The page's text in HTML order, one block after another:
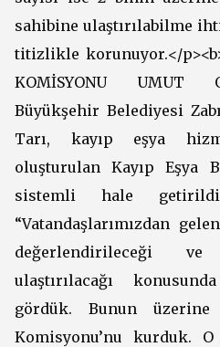
sahibine ulaştırılabilme
titizlikle korunuyor.</
KOMİSYONU UMUT
Büyükşehir Belediyesi
Tarı, kayıp eşya
oluşturulan Kayıp Eşya
sistemli hale
“Vatandaşlarımızdan
değerlendirileceği
ulaştırılacağı
gördük. Bunun üzerine
Komisyonu’nu kurduk.